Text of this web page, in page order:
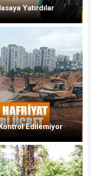
Yatırdılar
Edilemiyor